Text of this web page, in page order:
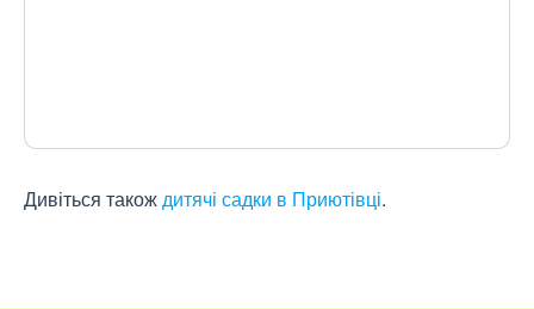
Дивіться такождитячі садки в Приютівці.